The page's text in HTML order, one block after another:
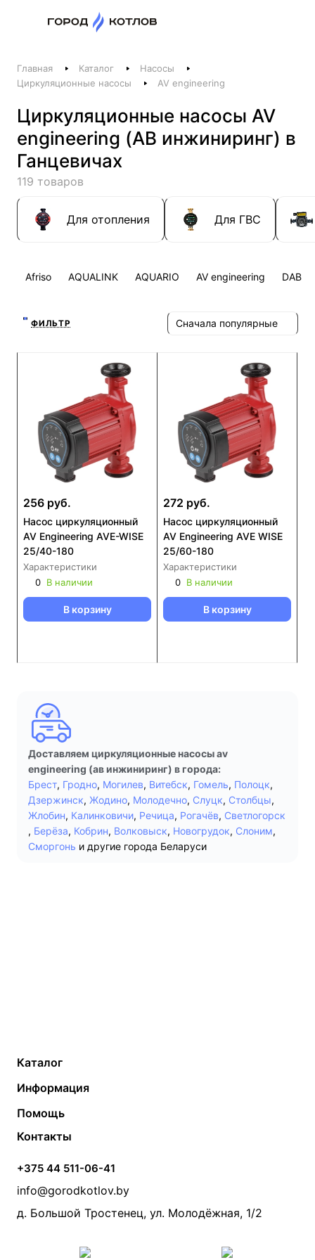
Телефоны
+375 44 511-06-41
+375 29 237-06-41
Котлы и отопление
+375 44 521-06-41
Печи, камины, бани
Главная Каталог
Насосы
Циркуляционные насосы
AV engineering
Циркуляционные насосы AV
engineering (АВ инжиниринг) в
Ганцевичах
119 товаров
Для отопления Для ГВС
Afriso AQUALINK AQUARIO AV engineering DAB
ФИЛЬТР Сначала популярные
256 руб.
Насос циркуляционный
AV Engineering AVE-WISE
25/40-180
Характеристики
0 В наличии
В корзину
272 руб.
Насос циркуляционный
AV Engineering AVE WISE
25/60-180
Характеристики
0 В наличии
В корзину
Доставляем циркуляционные насосы av
engineering (ав инжиниринг) в города:
Брест, Гродно, Могилев, Витебск, Гомель, Полоцк,
Дзержинск, Жодино, Молодечно, Слуцк, Столбцы,
Жлобин, Калинковичи, Речица, Рогачёв, Светлогорск
, Берёза, Кобрин, Волковыск, Новогрудок, Слоним,
Сморгонь и другие города Беларуси
Каталог
Твердотопливные котлы
Электрические котлы
Банные печи
Камины и печи
Теплый пол
Радиаторы
Насосы
Дымоходы
Информация
Контакты
Статьи
Акции
Производители
Помощь
Монтаж систем отопления
Прайс по монтажу систем отопления
Проект систем отопления
Контакты
+375 44 511-06-41
info@gorodkotlov.by
д. Большой Тростенец, ул. Молодёжная, 1/2